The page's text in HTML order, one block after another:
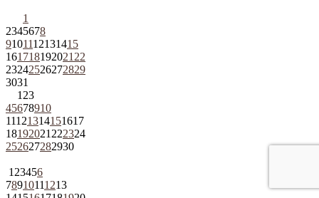
1
2345678
9101112131415
161718192021 22
23242526272829
3031
1 23
45678910
11121314151617
18192021 222324
252627282930
1 23456
78910111213